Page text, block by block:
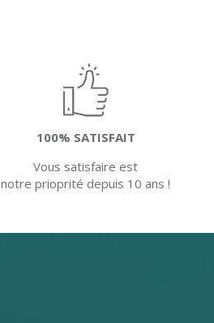
100% SATISFAIT
Vous satisfaire est
notre prioprité depuis 10 ans !